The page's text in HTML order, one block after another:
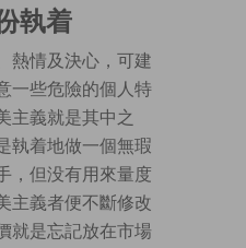
執着
熱情及決心，可建
一些危險的個人特
主義就是其中之
執着地做一個無瑕
，但没有用來量度
主義者便不斷修改
就是忘記放在市場